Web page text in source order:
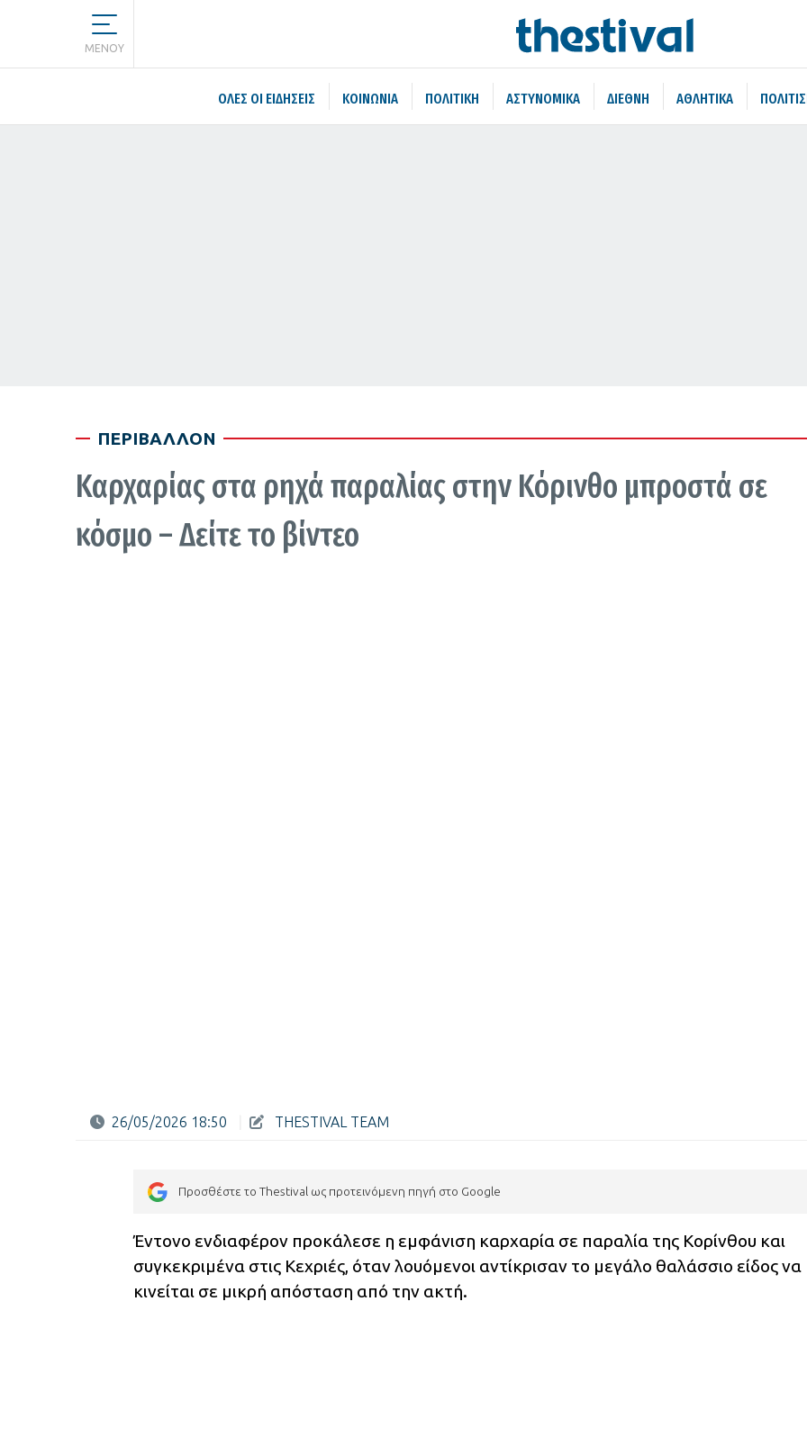
MENOY
ΌΛΕΣ ΟΙ ΕΙΔΉΣΕΙΣ ΚΟΙΝΩΝΙΑ ΠΟΛΙΤΙΚΗ ΑΣΤΥΝΟΜΙΚΑ ΔΙΕΘΝΗ ΑΘΛΗΤΙΚΑ
ΠΕΡΙΒΑΛΛΟΝ
Καρχαρίας στα ρηχά παραλίας στην Κόρινθο μπροστά σε
κόσμο – Δείτε το βίντεο
26/05/2026 18:50 THESTIVAL TEAM
Προσθέστε το Thestival ως προτεινόμενη πηγή στο Google
Έντονο ενδιαφέρον προκάλεσε η εμφάνιση καρχαρία σε παραλία της Κορίνθου και
συγκεκριμένα στις Κεχριές, όταν λουόμενοι αντίκρισαν το μεγάλο θαλάσσιο είδος να
κινείται σε μικρή απόσταση από την ακτή.